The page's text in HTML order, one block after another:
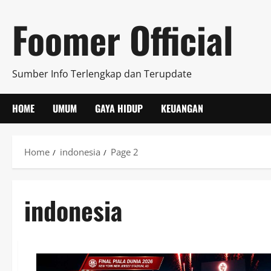
content
Foomer Official
Sumber Info Terlengkap dan Terupdate
HOME UMUM GAYA HIDUP KEUANGAN
Home indonesia Page 2
indonesia